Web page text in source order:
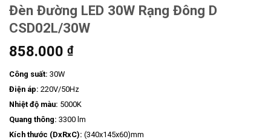
Đèn Đường LED 30W Rạng Đông D
CSD02L/30W
858.000 ₫
Công suất: 30W
Điện áp: 220V/50Hz
Nhiệt độ màu: 5000K
Quang thông: 3300 lm
Kích thước (DxRxC): (340x145x60)mm